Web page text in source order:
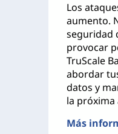
Los
aumento.
seguridad
provocar
TruScale
abordar
datos y
la próxima
Más